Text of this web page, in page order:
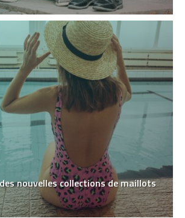
nouvelles collections de maillots